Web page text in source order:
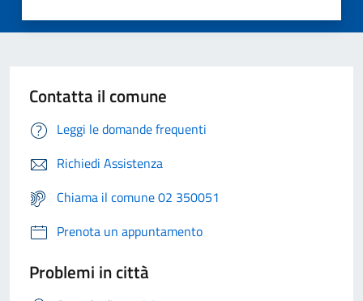
Contatta il comune
Leggi le domande frequenti
Richiedi Assistenza
Chiama il comune 02 350051
Prenota un appuntamento
Problemi in città